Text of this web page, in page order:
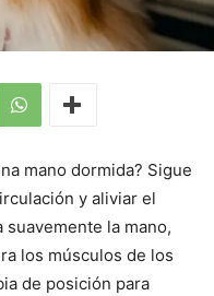
mano dormida? Sigue
y aliviar el
la mano,
los músculos de los
de posición para